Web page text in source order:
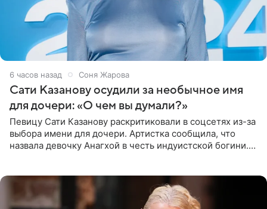
6 часов назад Соня Жарова
Сати Казанову осудили за необычное имя
для дочери: «О чем вы думали?»
Певицу Сати Казанову раскритиковали в соцсетях из-за
выбора имени для дочери. Артистка сообщила, что
назвала девочку Анагхой в честь индуистской богини.